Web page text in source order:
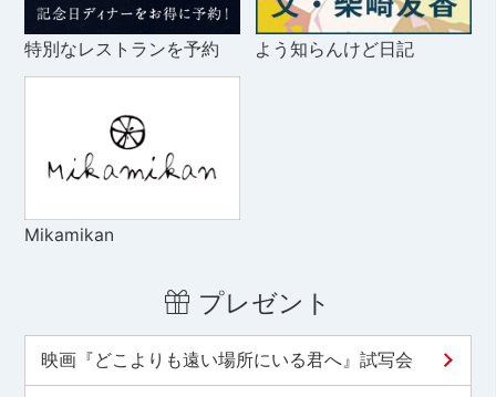
特別なレストランを予約 よう知らんけど日記
Mikamikan
プレゼント
映画『どこよりも遠い場所にいる君へ』試写会